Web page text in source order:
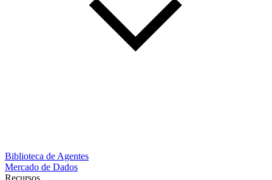
Biblioteca de Agentes
Mercado de Dados
Recursos